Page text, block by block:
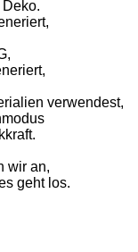
verwendest,
wir an,
geht los.